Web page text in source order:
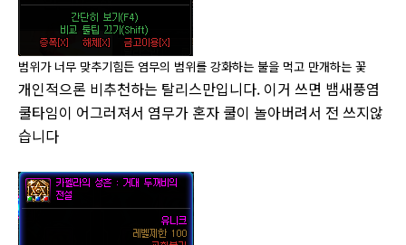
범위가 너무 맞추기힘든 염무의 범위를 강화하는 불을 먹고 만개하는 꽃
개인적으론 비추천하는 탈리스만입니다. 이거 쓰면 뱀새풍염
쿨타임이 어그러져서 염무가 혼자 쿨이 놀아버려서 전 쓰지않
습니다